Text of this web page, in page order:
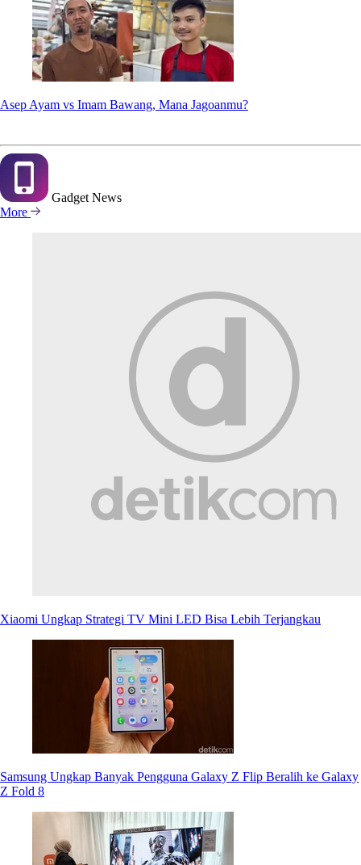
Asep Ayam vs Imam Bawang, Mana Jagoanmu?
GadgetNews
More
Xiaomi Ungkap Strategi TV Mini LED Bisa Lebih Terjangkau
Samsung Ungkap Banyak Pengguna Galaxy Z Flip Beralih ke Galaxy
Z Fold 8